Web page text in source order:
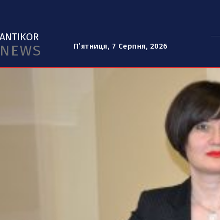
ANTIKOR
NEWS П’ятниця, 7 Серпня, 2026